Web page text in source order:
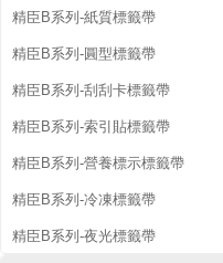
精臣B系列-紙質標籤帶
精臣B系列-圓型標籤帶
精臣B系列-刮刮卡標籤帶
精臣B系列-索引貼標籤帶
精臣B系列-營養標示標籤帶
精臣B系列-冷凍標籤帶
精臣B系列-夜光標籤帶